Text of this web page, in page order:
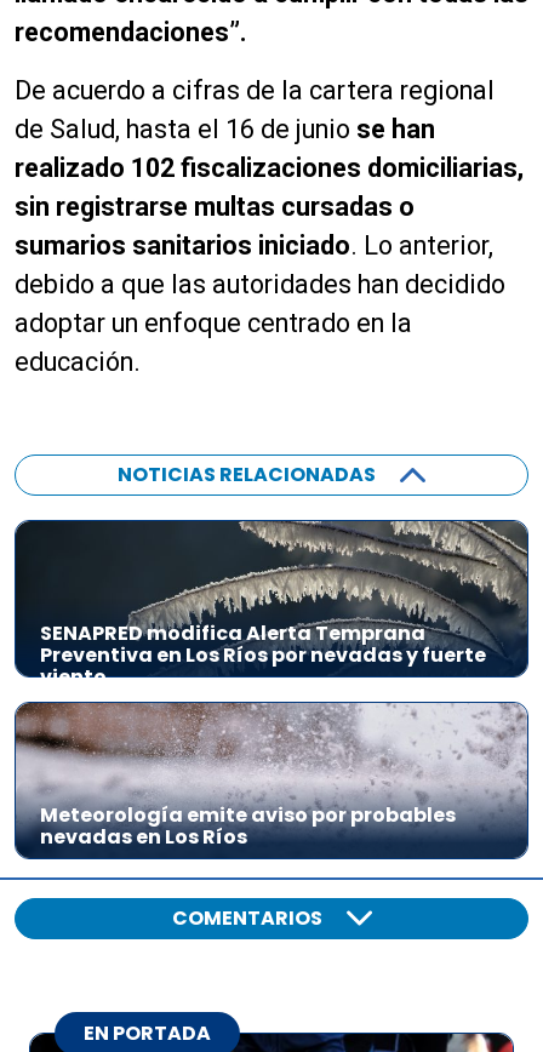
recomendaciones”.
De acuerdo a cifras de la cartera regional
de Salud, hasta el 16 de junio se han
realizado 102 fiscalizaciones domiciliarias,
sin registrarse multas cursadas o
sumarios sanitarios iniciado. Lo anterior,
debido a que las autoridades han decidido
adoptar un enfoque centrado en la
educación.
NOTICIAS RELACIONADAS
SENAPRED modifica Alerta Temprana
Preventiva en Los Ríos por nevadas y fuerte
viento
Meteorología emite aviso por probables
nevadas en Los Ríos
COMENTARIOS
EN PORTADA